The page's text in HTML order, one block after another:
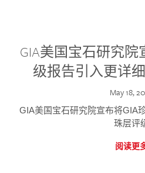
GIA美国宝石研究院
级报告引入更详
May 18,
GIA美国宝石研究院宣布将GIA
珠层评
阅读更